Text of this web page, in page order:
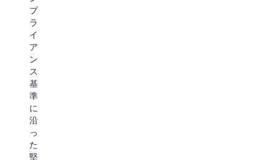
プ
ラ
イ
ア
ン
ス
基
準
に
沿
っ
た
堅